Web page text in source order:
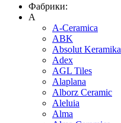
Фабрики:
A
A-Ceramica
ABK
Absolut Keramika
Adex
AGL Tiles
Alaplana
Alborz Ceramic
Aleluia
Alma